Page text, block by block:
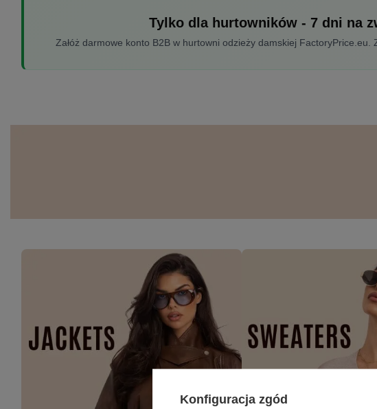
Tylko dla hurtowników - 7 dni na
Załóż darmowe konto B2B w hurtowni odzieży damskiej
Konfiguracja zgód